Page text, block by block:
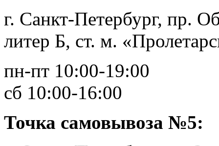
г. Санкт-Петербург, пр.
литер Б, ст. м.
пн-пт 10:00-19:00
сб 10:00-16:00
Точка самовывоза №5: